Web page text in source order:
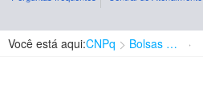
Você está aqui:CNPq Bolsas e Auxílios Vigentes